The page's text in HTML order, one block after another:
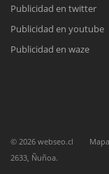
Nuestros ejecutivos
Todos nuestros
Publicidad en twitter
Publicidad en youtube
Publicidad en waze
© 2026 webseo.cl
2633, Ñuñoa.